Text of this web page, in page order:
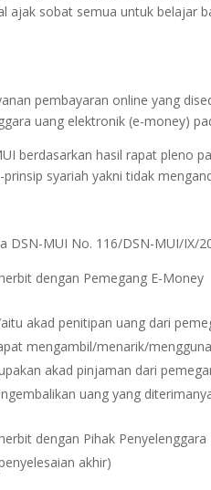
ajak sobat semua untuk belajar
pembayaran online yang
uang elektronik (e-money)
berdasarkan hasil rapat pleno
syariah yakni tidak
DSN-MUI No. 116/DSN-MUI/IX/
dengan Pemegang E-Money
akad penitipan uang dari
mengambil/menarik/
akad pinjaman dari
uang yang
dengan Pihak
akhir)